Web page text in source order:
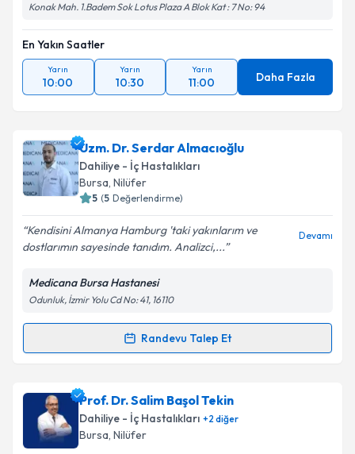
Konak Mah. 1.Badem Sok Lotus Plaza A Blok Kat : 7 No: 94
En Yakın Saatler
Yarın
10:00
Yarın
10:30
Yarın
11:00 Daha Fazla
Uzm. Dr. Serdar Almacıoğlu
Dahiliye - İç Hastalıkları
Bursa, Nilüfer
5 (5 Değerlendirme)
Kendisini Almanya Hamburg 'taki yakınlarım ve
dostlarımın sayesinde tanıdım. Analizci,...
Devamı
Medicana Bursa Hastanesi
Odunluk, İzmir Yolu Cd No: 41, 16110
Randevu Talep Et
Randevu Takvimi Talebi
Uzm. Dr. Serdar Almacıoğluiçin randevu takvimi
talebi oluşturun. Size bu uzmandan randevu almanız
için bir takvim hazırlandığında e-posta ile
bilgilendireceğiz.
Prof. Dr. Salim Başol Tekin
Dahiliye - İç Hastalıkları +2 diğer
Bursa, Nilüfer